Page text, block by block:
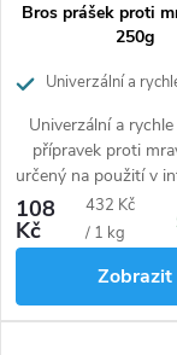
Bros prášek proti
250g
Univerzální a
Univerzální a
přípravek proti
určený na použití v
jejich těsné blízkosti
terasy, chodníky,
cesty, apod. i
prostorech. Lze
jako prášek nebo
Účinně hubí celé
108
Kč
Měrná
cena:
432 Kč
/ 1 kg
Zobrazit